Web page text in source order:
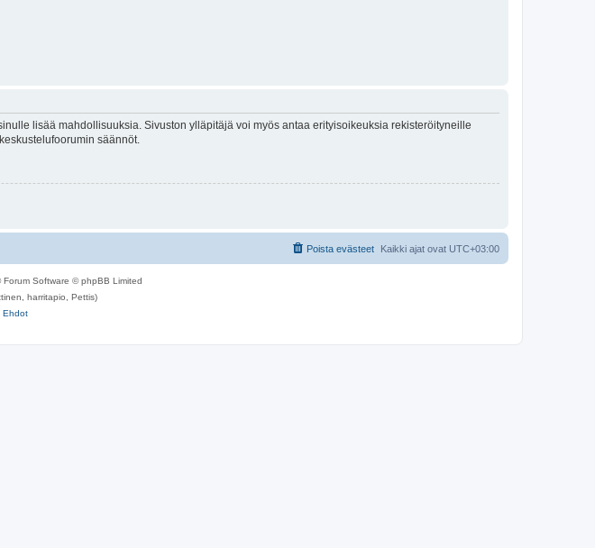
lisää mahdollisuuksia. Sivuston ylläpitäjä voi myös antaa erityisoikeuksia rekisteröityneille
säännöt.
Kaikki ajat ovat UTC+03:00
Poista evästeet
Forum Software © phpBB Limited
harritapio, Pettis)
Ehdot